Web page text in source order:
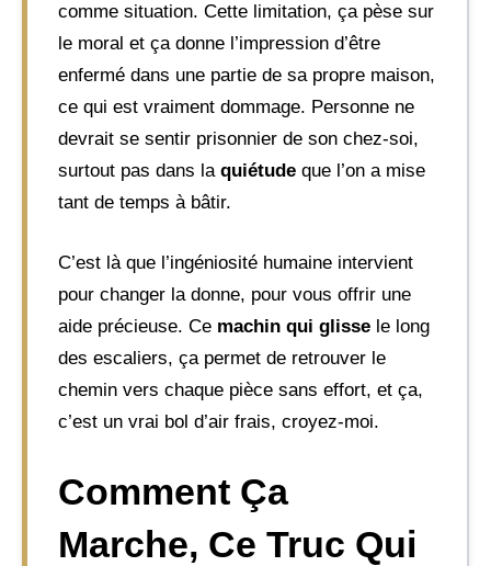
comme situation. Cette limitation, ça pèse sur
le moral et ça donne l’impression d’être
enfermé dans une partie de sa propre maison,
ce qui est vraiment dommage. Personne ne
devrait se sentir prisonnier de son chez-soi,
surtout pas dans la quiétude que l’on a mise
tant de temps à bâtir.
C’est là que l’ingéniosité humaine intervient
pour changer la donne, pour vous offrir une
aide précieuse. Ce machin qui glisse le long
des escaliers, ça permet de retrouver le
chemin vers chaque pièce sans effort, et ça,
c’est un vrai bol d’air frais, croyez-moi.
Comment Ça
Marche, Ce Truc Qui